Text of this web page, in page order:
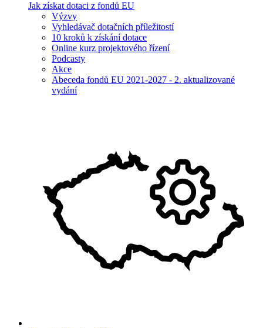
Jak získat dotaci z fondů EU
Výzvy
Vyhledávač dotačních příležitostí
10 kroků k získání dotace
Online kurz projektového řízení
Podcasty
Akce
Abeceda fondů EU 2021-2027 - 2. aktualizované
vydání